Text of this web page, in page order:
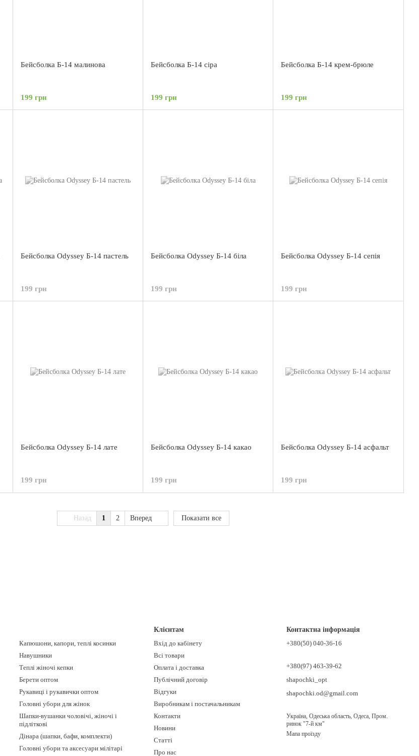
Бейсболка Б-14 малинова
199 грн
Бейсболка Б-14 сіра
199 грн
Бейсболка Б-14 крем-брюле
199 грн
Бейсболка Odyssey Б-14 пастель
199 грн
Бейсболка Odyssey Б-14 біла
199 грн
Бейсболка Odyssey Б-14 сепія
199 грн
Бейсболка Odyssey Б-14 лате
199 грн
Бейсболка Odyssey Б-14 какао
199 грн
Бейсболка Odyssey Б-14 асфальт
199 грн
Назад 1 2 Вперед Показати все
Капюшони, капори, теплі косинки
Навушники
Теплі жіночі кепки
Берети оптом
Рукавиці і рукавички оптом
Головні убори для жінок
Шапки-вушанки чоловічі, жіночі і
підліткові
Дінара (шапки, бафи, комплекти)
Головні убори та аксесуари мілітарі
Клієнтам
Вхід до кабінету
Всі товари
Оплата і доставка
Публічний договір
Відгуки
Виробникам і постачальникам
Контакти
Новини
Статті
Про нас
Контактна інформація
+380(50) 040-36-16
+380(97) 463-39-62
shapochki_opt
shapochki.od@gmail.com
Україна, Одеська область, Одеса, Пром.
ринок "7-й км"
Мапа проїзду